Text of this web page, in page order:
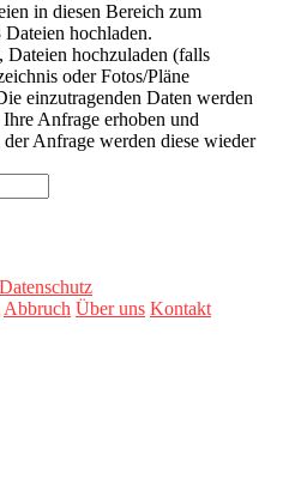
in diesen Bereich zum
hochladen.
hochzuladen (falls
oder Fotos/Pläne
einzutragenden Daten werden
Anfrage erhoben und
Anfrage werden diese wieder
Datenschutz
Abbruch Über uns Kontakt